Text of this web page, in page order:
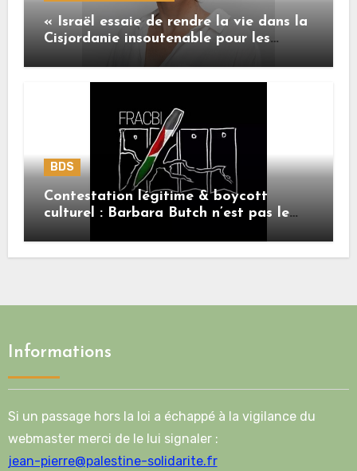
« Israël essaie de rendre la vie dans la
Cisjordanie insoutenable pour les
BDS
Contestation légitime & boycott
culturel : Barbara Butch n’est pas le
Informations
Si un passage hors la loi a échappé à la vigilance du
webmaster merci de le lui signaler :
jean-pierre@palestine-solidarite.fr